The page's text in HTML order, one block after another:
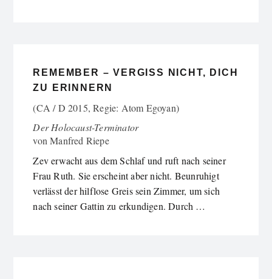
REMEMBER – VERGISS NICHT, DICH
ZU ERINNERN
(CA / D 2015, Regie: Atom Egoyan)
Der Holocaust-Terminator
vonManfred Riepe
Zev erwacht aus dem Schlaf und ruft nach seiner
Frau Ruth. Sie erscheint aber nicht. Beunruhigt
verlässt der hilflose Greis sein Zimmer, um sich
nach seiner Gattin zu erkundigen. Durch …